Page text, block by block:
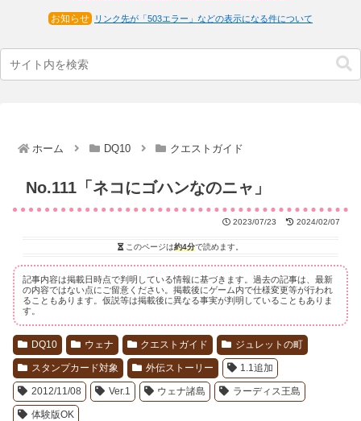
お知らせ リンク先が「503エラー」などの表示になる件について
ホーム DQ10 クエストガイド
No.111「ネコにゴハンなのニャ」
2023/07/23 2024/02/07
このページは約4分で読めます。
記事内容は掲載日時点で判明している情報に基づきます。過去の記事は、最新
の内容ではない点にご留意ください。掲載後にゲーム内で仕様変更等が行われ
ることもあります。仮説等は掲載後に異なる事実が判明していることもありま
す。
DQ10 ウェナ クエストガイド ジュレットの町
スタンプカード対象 外伝ストーリー 1.1追加
2012/11/08 Ver.1 ウェナ諸島 ラーディス王島
体験版OK